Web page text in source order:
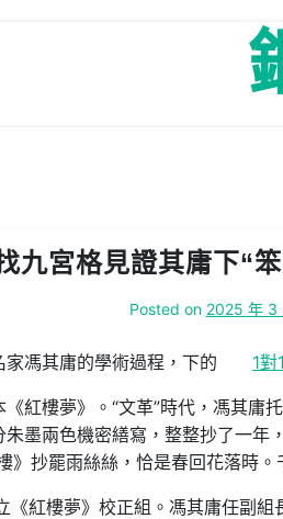
九宮格見證其庸下“
Posted on 2025 年 3
家馮其庸的學術過程，下的 1對
紅樓夢》。“文革”時代，馮其庸
墨兩色機密繕寫，整整抄了一
》抄罷雨絲絲，恰是春回花落時
《紅樓夢》校正組。馮其庸任副